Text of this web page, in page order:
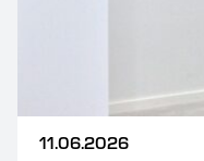
11.06.2026